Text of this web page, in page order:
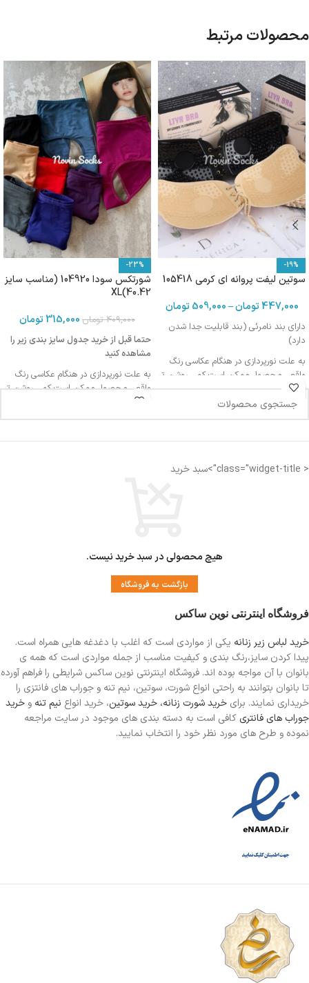
محصولات مرتبط
-19%
سوتین لیفت پروانه ای کرمی 105418
447,000تومان–
509,000 تومان
دارای بند نامرئی (بند قابلیت جدا شدن
دارد)
به علت نورپردازی در هنگام عکاسی رنگ
واقعی محصول ممکن است کمی روشن تر
یا تیره تر باشد
-23%
شورتکس سودا 104920 (مناسب سایز
40.42)XL
409,000 تومان 315,000تومان
حتما قبل از خرید جدول سایز بندی زیر را
مشاهده کنید
به علت نورپردازی در هنگام عکاسی رنگ
واقعی محصول ممکن است کمی روشن تر
یا تیره تر باشد
زدگی
< class="widget-title">سبد خرید
هیچ محصولی در سبد خرید نیست.
بازگشت به فروشگاه
فروشگاه اینترنتی نوین ساکس
خرید لباس زیر زنانه یکی از مواردی است که اغلب با دغدغه هایی همراه است.
پیدا کردن سایز،رنگ بندی و کیفیت مناسب از جمله مواردی است که همه ی
بانوان با آن مواجه بوده اند. فروشگاه اینترنتی نوین ساکس شرایطی را فراهم آورده
تا بانوان بتوانند به راحتی انواع شورت، سوتین، نیم تنه و جوراب های فانتزی را
خریداری نمایند. برای خرید شورت زنانه، خرید سوتین، خرید انواع نیم تنه و خرید
جوراب های فانتری کافی است به دسته بندی های موجود در سایت مراجعه
نموده و طرح های مورد نظر خود را انتخاب نمایید.